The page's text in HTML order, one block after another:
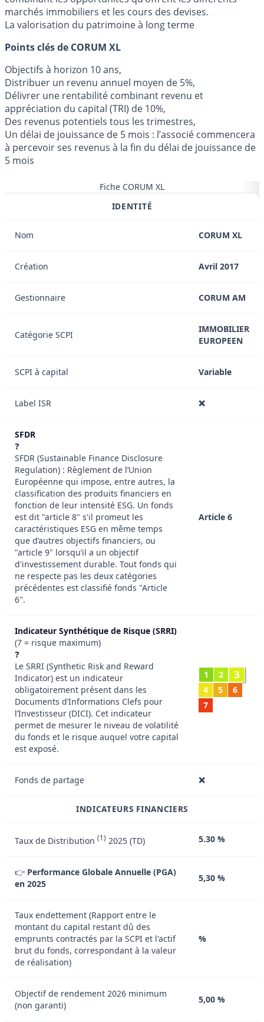
marchés immobiliers et les cours des devises.
La valorisation du patrimoine à long terme
Points clés de CORUM XL
Objectifs à horizon 10 ans,
Distribuer un revenu annuel moyen de 5%,
Délivrer une rentabilité combinant revenu et
appréciation du capital (TRI) de 10%,
Des revenus potentiels tous les trimestres,
Un délai de jouissance de 5 mois : l’associé commencera
à percevoir ses revenus à la fin du délai de jouissance de
5 mois
Fiche CORUM XL
IDENTITÉ
Nom CORUM XL
Création Avril 2017
Gestionnaire CORUM AM
Catégorie SCPI
IMMOBILIER
EUROPEEN
SCPI à capital Variable
Label ISR ❌
SFDR
❓
SFDR (Sustainable Finance Disclosure
Regulation) : Règlement de l’Union
Européenne qui impose, entre autres, la
classification des produits financiers en
fonction de leur intensité ESG. Un fonds
est dit "article 8" s'il promeut les
caractéristiques ESG en même temps
que d’autres objectifs financiers, ou
"article 9" lorsqu’il a un objectif
d'investissement durable. Tout fonds qui
ne respecte pas les deux catégories
précédentes est classifié fonds "Article
6".
Article 6
Indicateur Synthétique de Risque (SRRI)
(7 = risque maximum)
❓
Le SRRI (Synthetic Risk and Reward
Indicator) est un indicateur
obligatoirement présent dans les
Documents d’Informations Clefs pour
l’Investisseur (DICI). Cet indicateur
permet de mesurer le niveau de volatilité
du fonds et le risque auquel votre capital
est exposé.
1 2 3
4 5
6
7
Fonds de partage ❌
INDICATEURS FINANCIERS
Taux de Distribution (1) 2025 (TD) 5.30 %
👉 Performance Globale Annuelle (PGA)
en 2025
5,30 %
Taux endettement (Rapport entre le
montant du capital restant dû des
emprunts contractés par la SCPI et l'actif
brut du fonds, correspondant à la valeur
de réalisation)
%
Objectif de rendement 2026 minimum
(non garanti)
5,00 %